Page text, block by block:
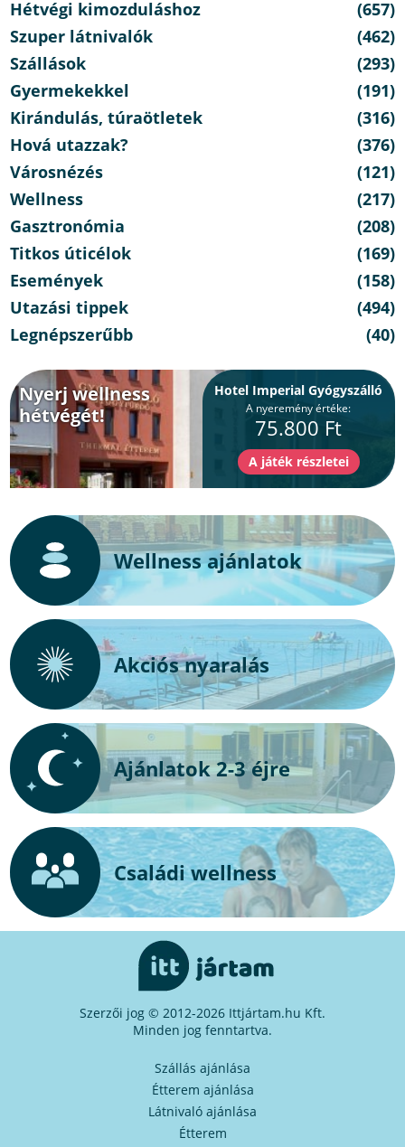
Hétvégi kimozduláshoz
(657)
Szuper látnivalók
(462)
Szállások
(293)
Gyermekekkel
(191)
Kirándulás, túraötletek
(316)
Hová utazzak?
(376)
Városnézés
(121)
Wellness
(217)
Gasztronómia
(208)
Titkos úticélok
(169)
Események
(158)
Utazási tippek
(494)
Legnépszerűbb
(40)
Nyerj wellness
hétvégét!
Hotel Imperial Gyógyszálló
A nyeremény értéke:
75.800 Ft
Wellness ajánlatok
Akciós nyaralás
Ajánlatok 2-3 éjre
Családi wellness
Szerzői jog © 2012-2026 Ittjártam.hu Kft.
Minden jog fenntartva.
Szállás ajánlása
Étterem ajánlása
Látnivaló ajánlása
Étterem